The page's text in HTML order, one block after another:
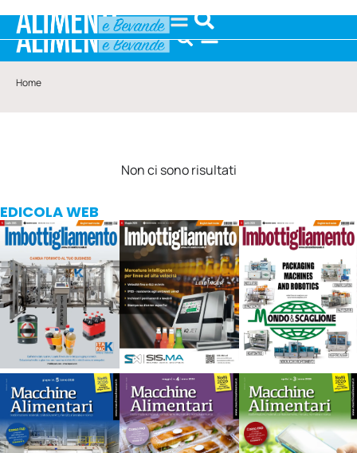
Home
Non ci sono risultati
EDICOLA WEB